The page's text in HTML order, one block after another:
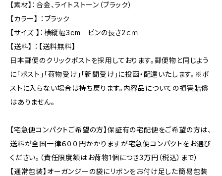
【素材】：合金、ライトストーン（ブラック）
【カラー】 ：ブラック
【サイズ 】：横縦幅3cm ピンの長さ2ｃｍ
【送料】 ：【送料無料】
日本郵便のクリックポストを採用しております。郵便物と同じよう
に「ポスト」「荷物受け」「新聞受け」に投函・配達いたします。※ポ
ストに入らない場合は持ち戻ります。内容品についての損害賠償
はありません。
【宅急便コンパクトご希望の方】保証有の宅配便をご希望の方は、
送料が全国一律６００円かかりますが宅急便コンパクトをお選び
ください。（責任限度額はお荷物1個につき3万円（税込）まで）
【通常包装】オーガンジーの袋にリボンをお付け足した簡易包装